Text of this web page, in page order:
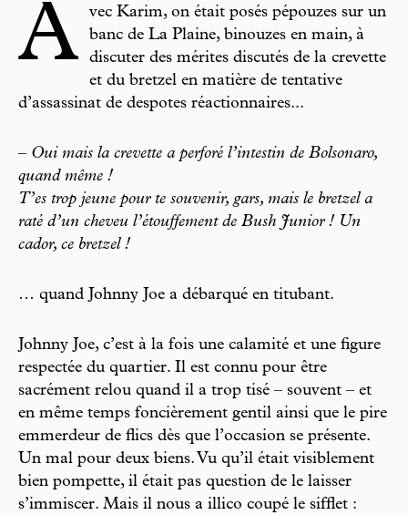
A
vec Karim, on était posés pépouzes sur un
banc de La Plaine, binouzes en main, à
discuter des mérites discutés de la crevette
et du bretzel en matière de tentative
d’assassinat de despotes réactionnaires...
– Oui mais la crevette a perforé l’intestin de Bolsonaro,
quand même !
T’es trop jeune pour te souvenir, gars, mais le bretzel a
raté d’un cheveu l’étouffement de Bush Junior ! Un
cador, ce bretzel !
… quand Johnny Joe a débarqué en titubant.
Johnny Joe, c’est à la fois une calamité et une figure
respectée du quartier. Il est connu pour être
sacrément relou quand il a trop tisé – souvent – et
en même temps foncièrement gentil ainsi que le pire
emmerdeur de flics dès que l’occasion se présente.
Un mal pour deux biens. Vu qu’il était visiblement
bien pompette, il était pas question de le laisser
s’immiscer. Mais il nous a illico coupé le sifflet :